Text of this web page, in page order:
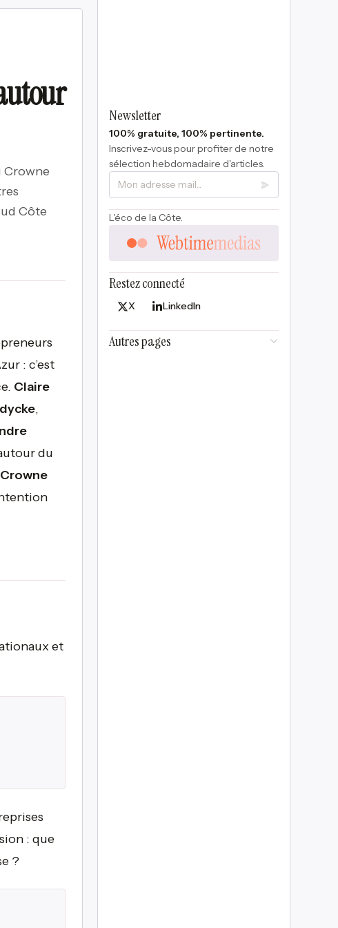
Crowne
Côte
: c’est
Claire
,
du
et
: que
?
Newsletter
100% gratuite, 100% pertinente.
Inscrivez-vous pour profiter de notre
sélection hebdomadaire d'articles.
L'éco de la Côte.
Restez connecté
X LinkedIn
Autres pages